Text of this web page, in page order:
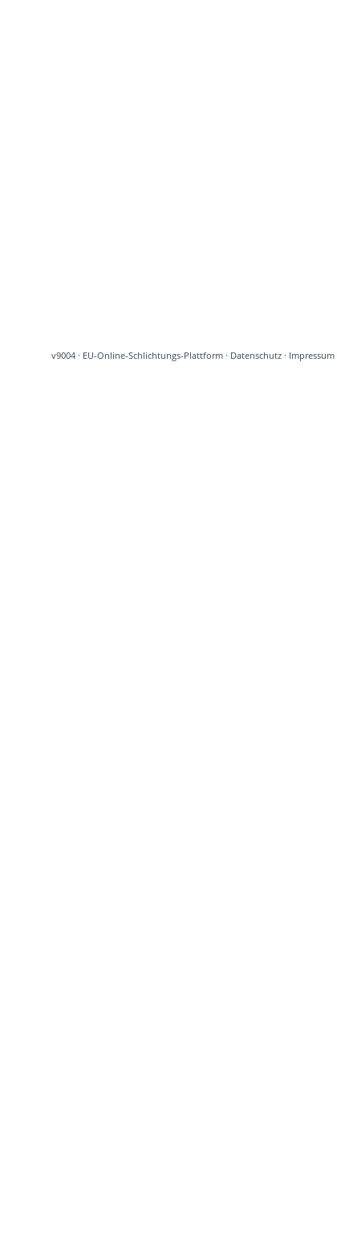
v9004· EU-Online-Schlichtungs-Plattform· Datenschutz· Impressum